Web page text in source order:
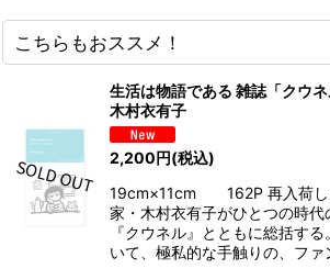
こちらもおススメ！
生活は物語である 雑誌「クウ
木村衣有子
2,200円(税込)
19cm×11cm 162P 再入荷し
家・木村衣有子がひとつの時
『クウネル』とともに総括す
いて、極私的な手触りの、フ